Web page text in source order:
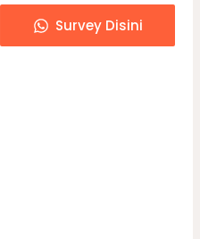
Survey Disini